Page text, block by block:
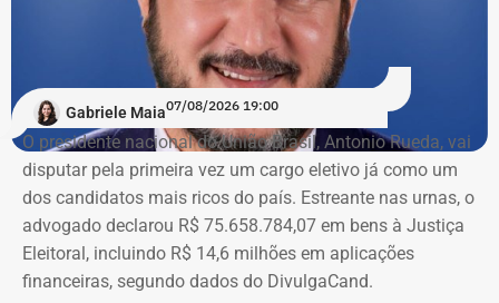
Gabriele Maia07/08/2026 19:00
O presidente nacional do União Brasil, Antonio Rueda, vai
disputar pela primeira vez um cargo eletivo já como um
dos candidatos mais ricos do país. Estreante nas urnas, o
advogado declarou R$ 75.658.784,07 em bens à Justiça
Eleitoral, incluindo R$ 14,6 milhões em aplicações
financeiras, segundo dados do DivulgaCand.